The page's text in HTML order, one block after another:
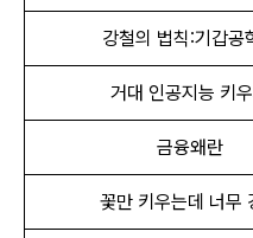
강철의 법칙:기갑공
거대 인공지능 키
금융왜란
꽃만 키우는데 너무